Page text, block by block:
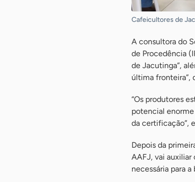
Cafeicultores de
A consultora do
de Procedência
de Jacutinga”,
última fronteira”,
“Os produtores
potencial
da certificação”,
Depois da
AAFJ, vai
necessária para a